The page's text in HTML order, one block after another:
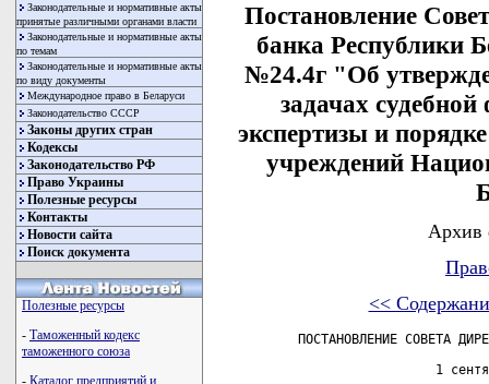
Законодательные и нормативные акты
принятые различными органами власти
Законодательные и нормативные акты
по темам
Законодательные и нормативные акты
по виду документы
Международное право в Беларуси
Законодательство СССР
Законы других стран
Кодексы
Законодательство РФ
Право Украины
Полезные ресурсы
Контакты
Новости сайта
Поиск документа
Полезные ресурсы
- Таможенный кодекс
таможенного союза
- Каталог предприятий и
Постановление
банка Республики
№24.4г "Об
задачах
экспертизы и
учреждений
Архив
<<
ПОСТАНОВЛЕНИЕ СОВЕТА ДИРЕКТОРОВ НАЦИОНАЛЬНОГО БАНКА РЕСПУБЛИКИ
                              БЕЛАРУСЬ
                     1 сентября 1999 г. N 24.4г

 ОБ УТВЕРЖДЕНИИ ВРЕМЕННОГО ПОЛОЖЕНИЯ О ЗАДАЧАХ СУДЕБНОЙ
 ФИНАНСОВО-ЭКОНОМИЧЕСКОЙ ЭКСПЕРТИЗЫ И ПОРЯДКЕ ЕЕ ПРОВЕДЕНИЯ
 СПЕЦИАЛИСТАМИ УЧРЕЖДЕНИЙ НАЦИОНАЛЬНОГО БАНКА РЕСПУБЛИКИ
 БЕЛАРУСЬ

     Утвердить Временное     положение     о     задачах    судебной
финансово-экономической   экспертизы   и   порядке   ее   проведения
специалистами учреждений Национального банка Республики Беларусь.

 Председатель Правления                               П.П.ПРОКОПОВИЧ

 СОГЛАСОВАНО              СОГЛАСОВАНО                  УТВЕРЖДЕНО
 Заместитель              Председатель Верховного      Постановление
 Генерального прокурора   Суда                         Совета
 Республики Беларусь      Республики Беларусь          директоров
 П.И.Иваненко             В.О.Сукало                   Национального
 05.07.1999               20.07.1999                   банка
                                                       Республики
                                                       Беларусь
                                                       01.09.1999
                                                       N 24.4г

 СОГЛАСОВАНО              СОГЛАСОВАНО
 И.о. Председателя        Председатель Высшего
 Комитета                 Хозяйственного Суда
 государственной          Республики Беларусь
 безопасности             В.С.Каменков
 Республики Беларусь      07.07.1999
 Л.Т.Ерин
 13.07.1999

 СОГЛАСОВАНО              СОГЛАСОВАНО
 Заместитель Министра     Первый заместитель
 внутренних дел           Министра юстиции
 Республики Беларусь      Республики Беларусь
 Л.В.Глуховский           П.П.Миклашевич
 06.07.1999               12.07.1999

                        ВРЕМЕННОЕ ПОЛОЖЕНИЕ
       о задачах судебной финансово-экономической экспертизы
      и   порядке   ее  проведения  специалистами  учреждений
              Национального банка Республики Беларусь

                         1. Общие положения

     1.1. Производство     экспертизы    специалистами    учреждений
Национального   банка   Республики   Беларусь   (далее    -    Банк)
осуществляется       в       соответствии       с       требованиями
уголовно-процессуального,                гражданско-процессуального,
хозяйственно-процессуального  законодательства Республики Беларусь и
настоящего Временного положения (далее - Положение).

     1.2. Специалистами    Банка    могут    проводиться    судебные
финансово-экономические   экспертизы   по   вопросам   осуществления
банковских операций.

     1.3. Экспертизы  Банком  проводятся  на  основании  определения
суда,  постановления прокурора,  следователя,  органа, производящего
дознание,  о  назначении  экспертизы  в  связи  с  расследованием  и
рассмотрением уголовных, гражданских, хозяйственных дел.

     1.4. Экспертизы проводятся специалистами Банка, имеющими высшее
образование,   опыт   практической   работы   в   сфере   банковской
деятельности  не  менее  одного  года.  Подбор  таких специалистов и
утверждение состава экспертной  группы  осуществляется  руководством
Банка.

     1.5. Экспертизы проводятся как в помещении Банка, так и вне его
(по договоренности с органом, назначившим экспертизу).

     1.6. Обязанности и права эксперта регламентируются  действующим
уголовно-процессуальным,                  гражданско-процессуальным,
хозяйственно-процессуальным законодательством Республики Беларусь.

     1.7. Руководитель  Банка,  его  заместитель  или   иное   лицо,
уполномоченное заниматься организацией производства экспертиз:
     рассматривает адресованные    материалы    для     производства
экспертизы,  определяет структурные подразделения,  ответственные за
производство экспертизы;
     поручает эксперту    (экспертам)    организовать   производство
экспертизы и контролирует ход ее проведения;
     проверяет соблюдение требований настоящего Положения,  качество
оформления заключения эксперта и приложений к  нему,  организовывает
отправку  заключения  эксперта  и соответствующих материалов органу,
назначившему экспертизу.

     1.8. В случае